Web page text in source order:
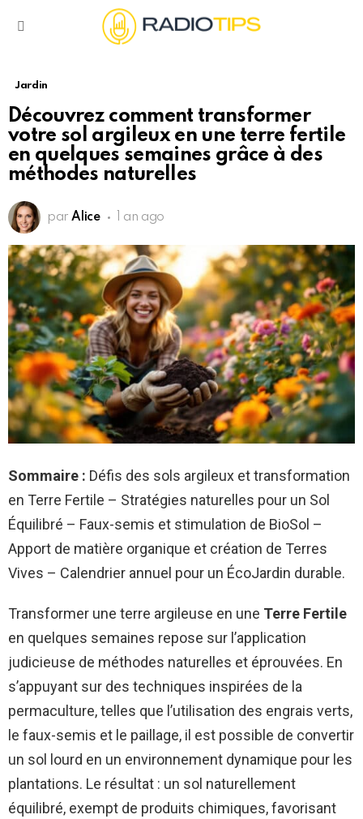
Jardin
Découvrez comment transformer
votre sol argileux en une terre fertile
en quelques semaines grâce à des
méthodes naturelles
par Alice 1 an ago
Sommaire : Défis des sols argileux et transformation
en Terre Fertile – Stratégies naturelles pour un Sol
Équilibré – Faux-semis et stimulation de BioSol –
Apport de matière organique et création de Terres
Vives – Calendrier annuel pour un ÉcoJardin durable.
Transformer une terre argileuse en une Terre Fertile
en quelques semaines repose sur l’application
judicieuse de méthodes naturelles et éprouvées. En
s’appuyant sur des techniques inspirées de la
permaculture, telles que l’utilisation des engrais verts,
le faux-semis et le paillage, il est possible de convertir
un sol lourd en un environnement dynamique pour les
plantations. Le résultat : un sol naturellement
équilibré, exempt de produits chimiques, favorisant